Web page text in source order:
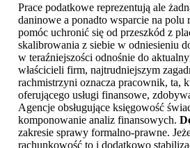
Prace podatkowe reprezentują ale
daninowe a ponadto wsparcie na polu
pomóc uchronić się od przeszkód z
skalibrowania z siebie w odniesieniu
w teraźniejszości odnośnie do
właścicieli firm, najtrudniejszym
rachmistrzyni oznacza pracownik, ta,
oferującego usługi finansowe,
Agencje obsługujące księgowość
komponowanie analiz finansowych.
zakresie sprawy formalno-prawne.
rachunkowość to i dodatkowo